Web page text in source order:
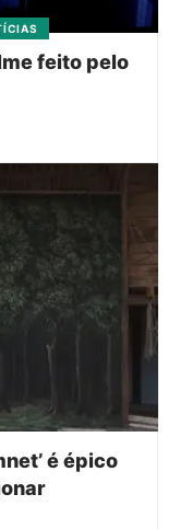
feito pelo
é épico